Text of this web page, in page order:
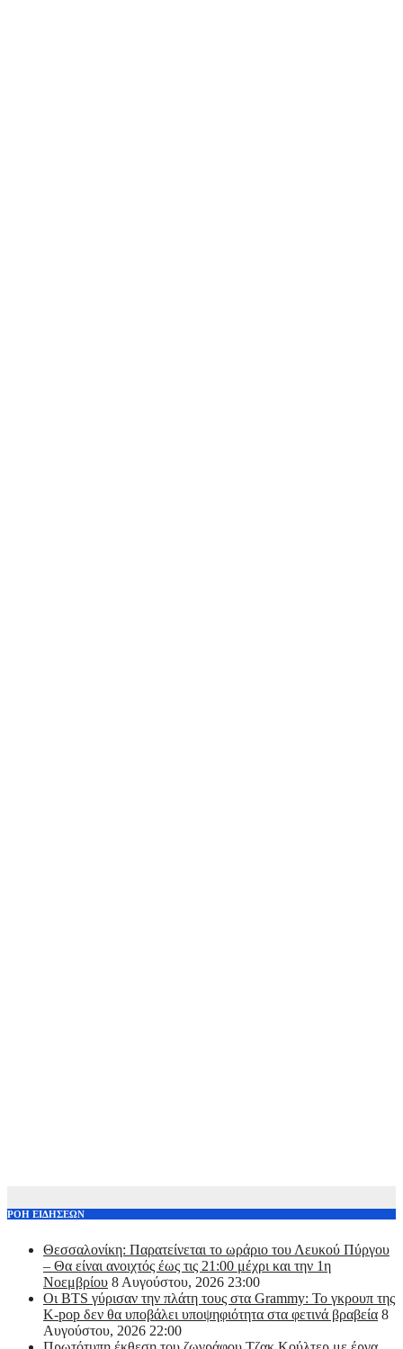
ΡΟΗ ΕΙΔΗΣΕΩΝ
Θεσσαλονίκη: Παρατείνεται το ωράριο του Λευκού Πύργου
– Θα είναι ανοιχτός έως τις 21:00 μέχρι και την 1η
Νοεμβρίου 8 Αυγούστου, 2026 23:00
Οι BTS γύρισαν την πλάτη τους στα Grammy: Το γκρουπ της
K-pop δεν θα υποβάλει υποψηφιότητα στα φετινά βραβεία 8
Αυγούστου, 2026 22:00